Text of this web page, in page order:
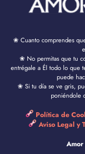
❀ Cuanto comprendes
❀ No permitas que tu
entrégale a Él todo lo que
puede
❀ Si tu día se ve gris,
poniéndole
Política de
Aviso Legal y